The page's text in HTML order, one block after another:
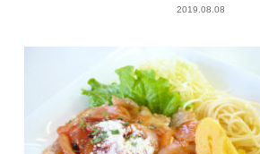
2019.08.08